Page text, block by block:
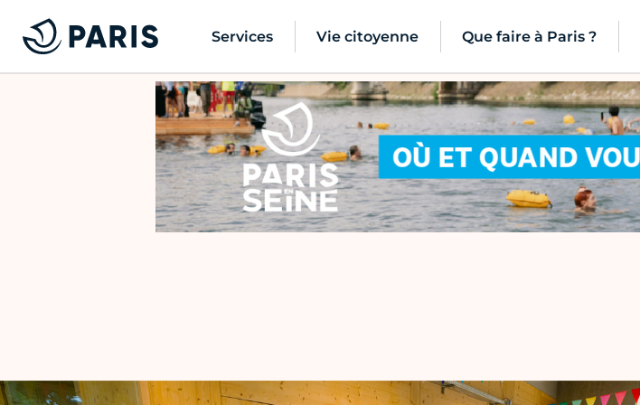
Services Vie citoyenne Que faire à Paris ?